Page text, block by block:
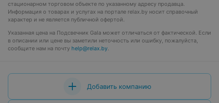
стационарном торговом объекте по указанному адресу продавца.
Информация о товарах и услугах на портале relax.by носит справочный
характер и не является публичной офертой.
Указанная цена на Подсвечник Gala может отличаться от фактической. Если
в описании или цене вы заметили неточность или ошибку, пожалуйста,
сообщите нам на почту help@relax.by.
Добавить компанию